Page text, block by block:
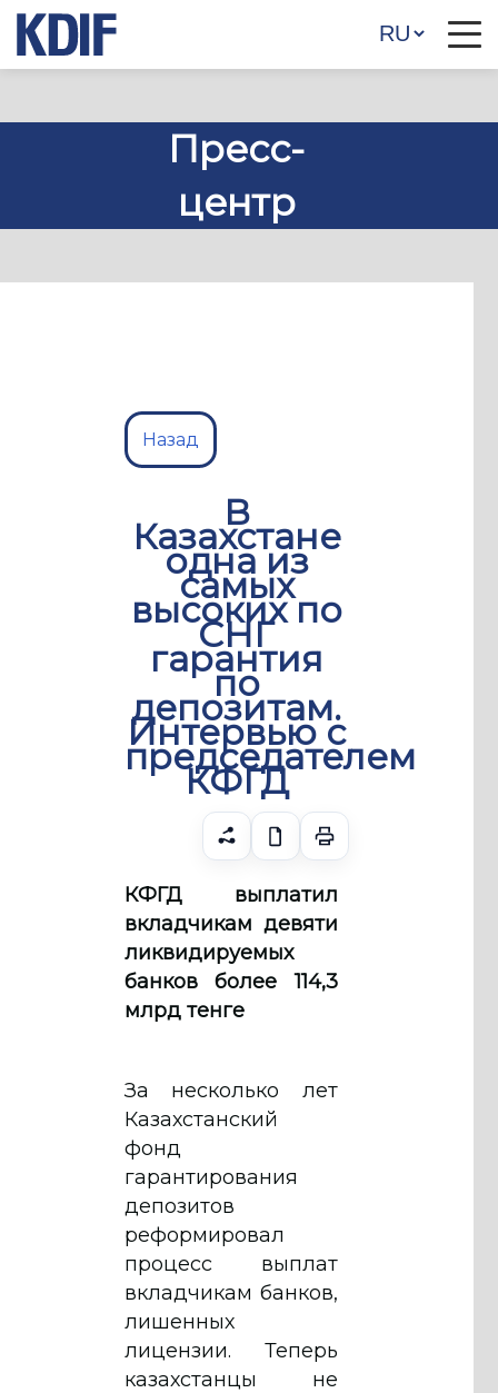
Пресс-
центр
Назад
В
Казахстане
одна из
самых
высоких по
СНГ
гарантия
по
депозитам.
Интервью с
председателем
КФГД
КФГД выплатил
вкладчикам девяти
ликвидируемых
банков более 114,3
млрд тенге
За несколько лет
Казахстанский
фонд
гарантирования
депозитов
реформировал
процесс выплат
вкладчикам банков,
лишенных
лицензии. Теперь
казахстанцы не